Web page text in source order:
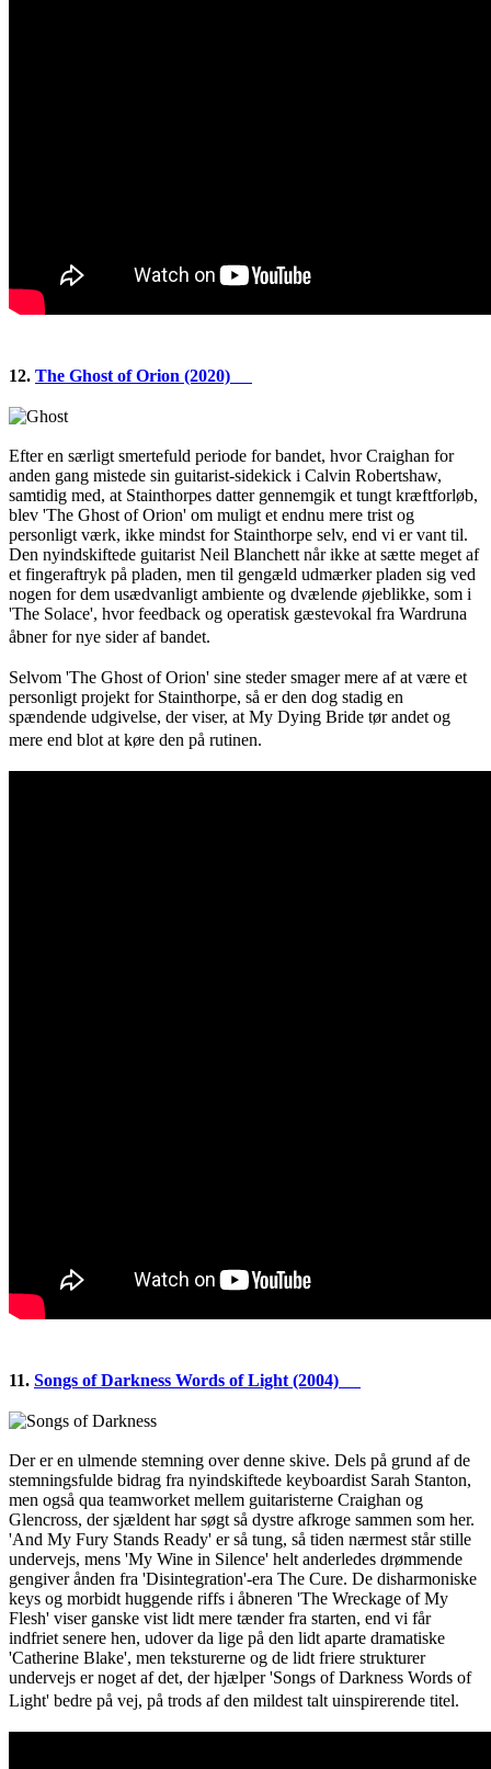
12. The Ghost of Orion (2020)
Efter en særligt smertefuld periode for bandet, hvor Craighan for
anden gang mistede sin guitarist-sidekick i Calvin Robertshaw,
samtidig med, at Stainthorpes datter gennemgik et tungt kræftforløb,
blev 'The Ghost of Orion' om muligt et endnu mere trist og
personligt værk, ikke mindst for Stainthorpe selv, end vi er vant til.
Den nyindskiftede guitarist Neil Blanchett når ikke at sætte meget af
et fingeraftryk på pladen, men til gengæld udmærker pladen sig ved
nogen for dem usædvanligt ambiente og dvælende øjeblikke, som i
'The Solace', hvor feedback og operatisk gæstevokal fra Wardruna
åbner for nye sider af bandet.
Selvom 'The Ghost of Orion' sine steder smager mere af at være et
personligt projekt for Stainthorpe, så er den dog stadig en
spændende udgivelse, der viser, at My Dying Bride tør andet og
mere end blot at køre den på rutinen.
11. Songs of Darkness Words of Light (2004)
Der er en ulmende stemning over denne skive. Dels på grund af de
stemningsfulde bidrag fra nyindskiftede keyboardist Sarah Stanton,
men også qua teamworket mellem guitaristerne Craighan og
Glencross, der sjældent har søgt så dystre afkroge sammen som her.
'And My Fury Stands Ready' er så tung, så tiden nærmest står stille
undervejs, mens 'My Wine in Silence' helt anderledes drømmende
gengiver ånden fra 'Disintegration'-era The Cure. De disharmoniske
keys og morbidt huggende riffs i åbneren 'The Wreckage of My
Flesh' viser ganske vist lidt mere tænder fra starten, end vi får
indfriet senere hen, udover da lige på den lidt aparte dramatiske
'Catherine Blake', men teksturerne og de lidt friere strukturer
undervejs er noget af det, der hjælper 'Songs of Darkness Words of
Light' bedre på vej, på trods af den mildest talt uinspirerende titel.